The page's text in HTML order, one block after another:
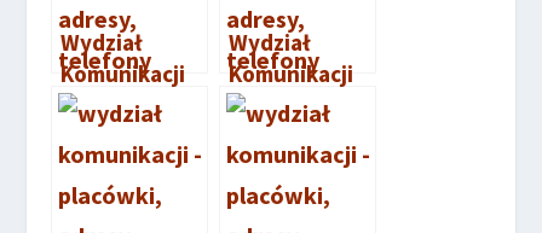
Wydział
Komunikacji
Tomaszów
Mazowiecki
Wydział
Komunikacji
Piotrków
Trybunalski